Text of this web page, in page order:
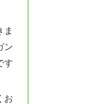
ま
ン
す
お